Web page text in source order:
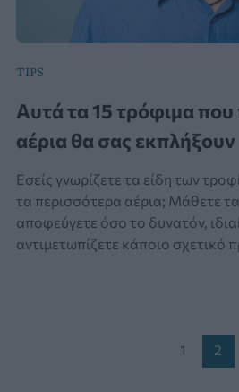
TIPS
Αυτά τα 15 τρόφιμα
αέρια θα σας εκπλήξουν
Εσείς γνωρίζετε τα είδη των
τα περισσότερα αέρια; Μάθετε
αποφεύγετε όσο το δυνατόν,
αντιμετωπίζετε κάποιο σχετικό
1 2